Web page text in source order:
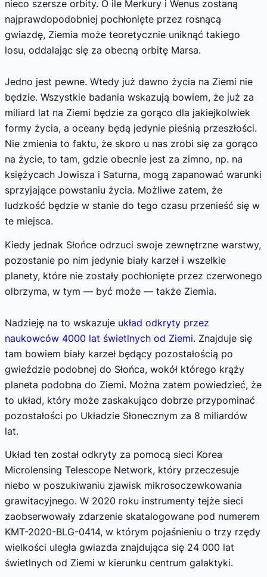
nieco szersze orbity. O ile Merkury i Wenus zostaną
najprawdopodobniej pochłonięte przez rosnącą
gwiazdę, Ziemia może teoretycznie uniknąć takiego
losu, oddalając się za obecną orbitę Marsa.
Jedno jest pewne. Wtedy już dawno życia na Ziemi nie
będzie. Wszystkie badania wskazują bowiem, że już za
miliard lat na Ziemi będzie za gorąco dla jakiejkolwiek
formy życia, a oceany będą jedynie pieśnią przeszłości.
Nie zmienia to faktu, że skoro u nas zrobi się za gorąco
na życie, to tam, gdzie obecnie jest za zimno, np. na
księżycach Jowisza i Saturna, mogą zapanować warunki
sprzyjające powstaniu życia. Możliwe zatem, że
ludzkość będzie w stanie do tego czasu przenieść się w
te miejsca.
Kiedy jednak Słońce odrzuci swoje zewnętrzne warstwy,
pozostanie po nim jedynie biały karzeł i wszelkie
planety, które nie zostały pochłonięte przez czerwonego
olbrzyma, w tym — być może — także Ziemia.
Nadzieję na to wskazuje układ odkryty przez
naukowców 4000 lat świetlnych od Ziemi. Znajduje się
tam bowiem biały karzeł będący pozostałością po
gwieździe podobnej do Słońca, wokół którego krąży
planeta podobna do Ziemi. Można zatem powiedzieć, że
to układ, który może zaskakująco dobrze przypominać
pozostałości po Układzie Słonecznym za 8 miliardów
lat.
Układ ten został odkryty za pomocą sieci Korea
Microlensing Telescope Network, który przeczesuje
niebo w poszukiwaniu zjawisk mikrosoczewkowania
grawitacyjnego. W 2020 roku instrumenty tejże sieci
zaobserwowały zdarzenie skatalogowane pod numerem
KMT-2020-BLG-0414, w którym pojaśnieniu o trzy rzędy
wielkości uległa gwiazda znajdująca się 24 000 lat
świetlnych od Ziemi w kierunku centrum galaktyki.